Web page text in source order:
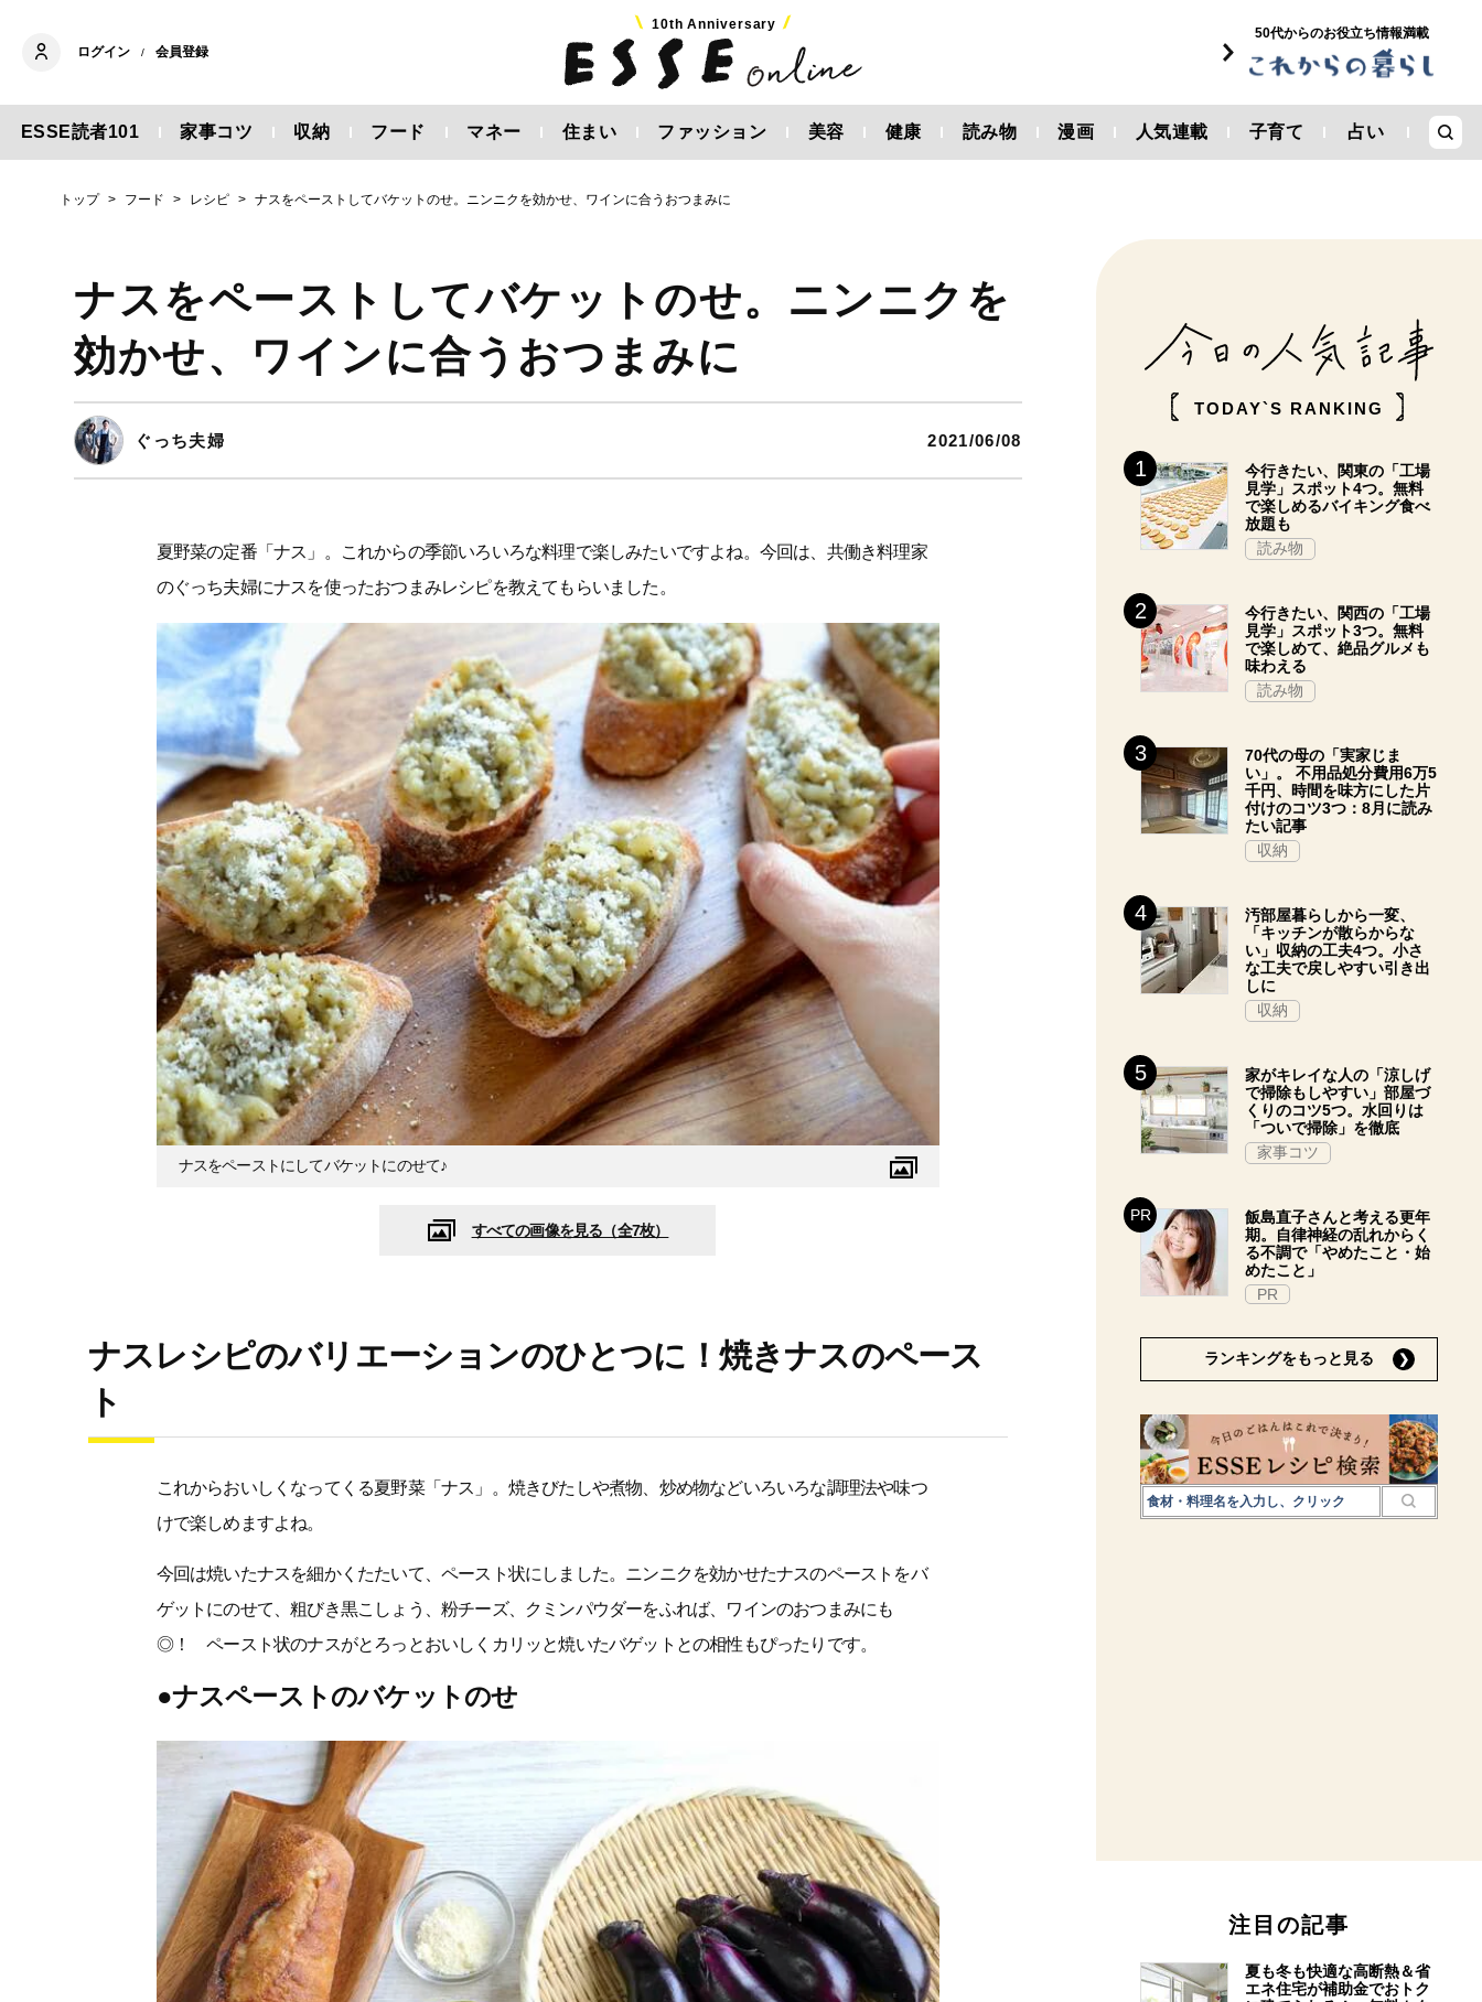
ログイン / 会員登録
10th Anniversary
50代からのお役立ち情報満載
ESSE読者101 家事コツ 収納 フード マネー 住まい ファッション 美容 健康 読み物 漫画 人気連載 子育て 占い
トップ フード レシピ ナスをペーストしてバケットのせ。ニンニクを効かせ、ワインに合うおつまみに
ナスをペーストしてバケットのせ。ニンニクを
効かせ、ワインに合うおつまみに
ぐっち夫婦 2021/06/08
夏野菜の定番「ナス」。これからの季節いろいろな料理で楽しみたいですよね。今回は、共働き料理家
のぐっち夫婦にナスを使ったおつまみレシピを教えてもらいました。
ナスをペーストにしてバケットにのせて♪
すべての画像を見る（全7枚）
ナスレシピのバリエーションのひとつに！焼きナスのペース
ト
これからおいしくなってくる夏野菜「ナス」。焼きびたしや煮物、炒め物などいろいろな調理法や味つ
けで楽しめますよね。
今回は焼いたナスを細かくたたいて、ペースト状にしました。ニンニクを効かせたナスのペーストをバ
ゲットにのせて、粗びき黒こしょう、粉チーズ、クミンパウダーをふれば、ワインのおつまみにも
◎！ ペースト状のナスがとろっとおいしくカリッと焼いたバゲットとの相性もぴったりです。
●ナスペーストのバケットのせ
TODAY`S RANKING
今行きたい、関東の「工場
見学」スポット4つ。無料
で楽しめるバイキング食べ
放題も
読み物
今行きたい、関西の「工場
見学」スポット3つ。無料
で楽しめて、絶品グルメも
味わえる
読み物
70代の母の「実家じま
い」。 不用品処分費用6万5
千円、時間を味方にした片
付けのコツ3つ：8月に読み
たい記事
収納
汚部屋暮らしから一変、
「キッチンが散らからな
い」収納の工夫4つ。小さ
な工夫で戻しやすい引き出
しに
収納
家がキレイな人の「涼しげ
で掃除もしやすい」部屋づ
くりのコツ5つ。水回りは
「ついで掃除」を徹底
家事コツ
飯島直子さんと考える更年
期。自律神経の乱れからく
る不調で「やめたこと・始
めたこと」
PR
ランキングをもっと見る
注目の記事
夏も冬も快適な高断熱＆省
エネ住宅が補助金でおトク